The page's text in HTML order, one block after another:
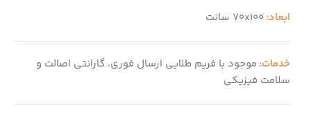
ابعاد: 70x100 سانت
خدمات: موجود با فریم طلایی ارسال فوری، گارانتی اصالت و
سلامت فیزیکی